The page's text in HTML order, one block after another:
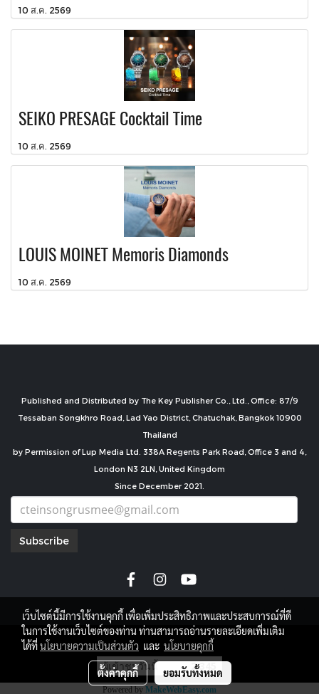
10 ส.ค. 2569
SEIKO PRESAGE Cocktail Time
10 ส.ค. 2569
LOUIS MOINET Memoris Diamonds
10 ส.ค. 2569
Published and Distributed by The Key Publisher Co., Ltd., Office: 87/9
Tessaban Songkhro Road, Lad Yao District, Chatuchak, Bangkok 10900
Thailand
by Permission of Lup Media Ltd. 338A Regents Park Road, Office 3 and 4,
London N3 2LN, United Kingdom
Since December 2021.
Subscribe
copyright by
ผู้เข้าชมวันนี้
2,345
Powered by MakeWebEasy.com
เว็บไซต์นี้มีการใช้งานคุกกี้ เพื่อเพิ่มประสิทธิภาพและประสบการณ์ที่ดี
ในการใช้งานเว็บไซต์ของท่าน ท่านสามารถอ่านรายละเอียดเพิ่มเติม
ได้ที่นโยบายความเป็นส่วนตัว และ นโยบายคุกกี้
ตั้งค่าคุกกี้ ยอมรับทั้งหมด